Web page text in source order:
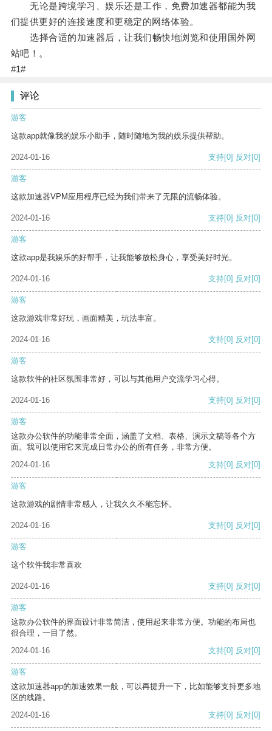
无论是跨境学习、娱乐还是工作，免费加速器都能为我
们提供更好的连接速度和更稳定的网络体验。
选择合适的加速器后，让我们畅快地浏览和使用国外网
站吧！。
#1#
评论
游客
这款app就像我的娱乐小助手，随时随地为我的娱乐提供帮助。
2024-01-16 支持[0] 反对[0]
游客
这款加速器VPM应用程序已经为我们带来了无限的流畅体验。
2024-01-16 支持[0] 反对[0]
游客
这款app是我娱乐的好帮手，让我能够放松身心，享受美好时光。
2024-01-16 支持[0] 反对[0]
游客
这款游戏非常好玩，画面精美，玩法丰富。
2024-01-16 支持[0] 反对[0]
游客
这款软件的社区氛围非常好，可以与其他用户交流学习心得。
2024-01-16 支持[0] 反对[0]
游客
这款办公软件的功能非常全面，涵盖了文档、表格、演示文稿等各个方
面。我可以使用它来完成日常办公的所有任务，非常方便。
2024-01-16
支持[0] 反对[0]
游客
这款游戏的剧情非常感人，让我久久不能忘怀。
2024-01-16 支持[0] 反对[0]
游客
这个软件我非常喜欢
2024-01-16 支持[0] 反对[0]
游客
这款办公软件的界面设计非常简洁，使用起来非常方便。功能的布局也
很合理，一目了然。
2024-01-16
支持[0] 反对[0]
游客
这款加速器app的加速效果一般，可以再提升一下，比如能够支持更多地
区的线路。
2024-01-16
支持[0] 反对[0]